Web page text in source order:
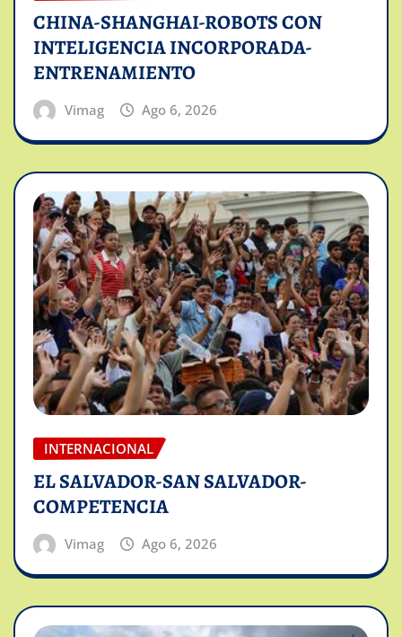
CHINA-SHANGHAI-ROBOTS CON
INTELIGENCIA INCORPORADA-
ENTRENAMIENTO
Vimag Ago 6, 2026
INTERNACIONAL
EL SALVADOR-SAN SALVADOR-
COMPETENCIA
Vimag Ago 6, 2026